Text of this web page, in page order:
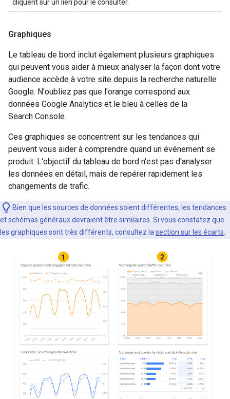
cliquent sur un lien pour le consulter.
Graphiques
Le tableau de bord inclut également plusieurs graphiques
qui peuvent vous aider à mieux analyser la façon dont votre
audience accède à votre site depuis la recherche naturelle
Google. N'oubliez pas que l'orange correspond aux
données Google Analytics et le bleu à celles de la
Search Console.
Ces graphiques se concentrent sur les tendances qui
peuvent vous aider à comprendre quand un événement se
produit. L'objectif du tableau de bord n'est pas d'analyser
les données en détail, mais de repérer rapidement les
changements de trafic.
Bien que les sources de données soient différentes, les tendances
et schémas généraux devraient être similaires. Si vous constatez que
les graphiques sont très différents, consultez la section sur les écarts